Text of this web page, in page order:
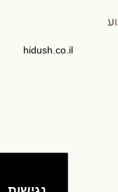
hidush.co.il